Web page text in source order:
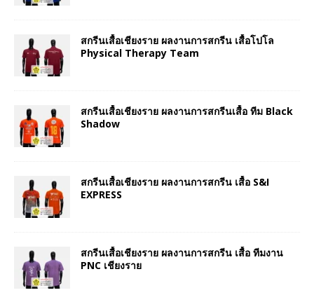
สกรีนเสื้อเชียงราย ผลงานการสกรีน เสื้อโปโล
Physical Therapy Team
สกรีนเสื้อเชียงราย ผลงานการสกรีนเสื้อ ทีม Black
Shadow
สกรีนเสื้อเชียงราย ผลงานการสกรีน เสื้อ S&I
EXPRESS
สกรีนเสื้อเชียงราย ผลงานการสกรีน เสื้อ ทีมงาน
PNC เชียงราย